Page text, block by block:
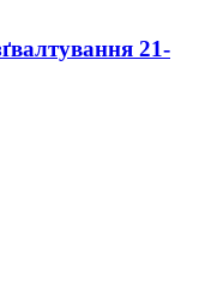
21-